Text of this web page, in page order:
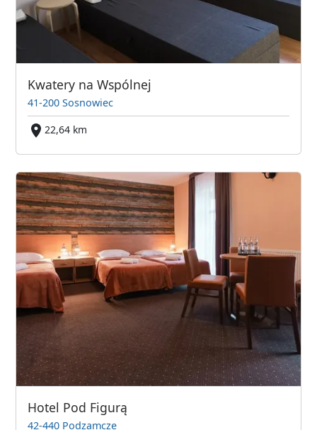
Kwatery na Wspólnej
41-200 Sosnowiec
22,64 km
Hotel Pod Figurą
42-440 Podzamcze